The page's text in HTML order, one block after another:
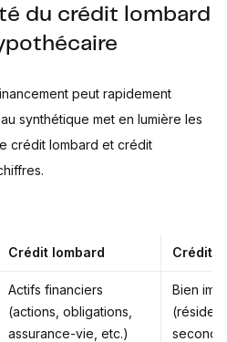
du crédit lombard
peut rapidement
synthétique met en lumière les
crédit lombard et crédit
Crédit lombard Crédit
Actifs financiers
(actions, obligations,
assurance-vie, etc.)
Bien